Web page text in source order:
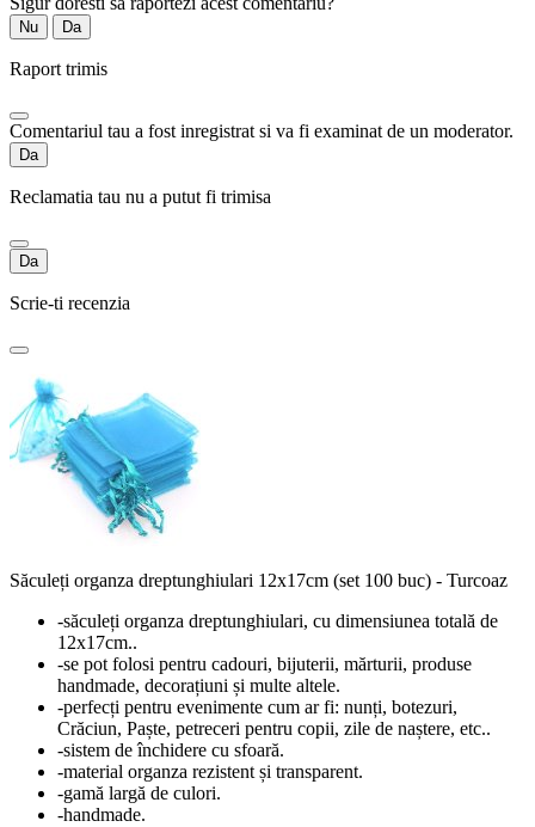
Nu Da
Raport trimis
Comentariul tau a fost inregistrat si va fi examinat de un moderator.
Da
Reclamatia tau nu a putut fi trimisa
Da
Scrie-ti recenzia
Săculeți organza dreptunghiulari 12x17cm (set 100 buc) - Turcoaz
-săculeți organza dreptunghiulari, cu dimensiunea totală de
12x17cm..
-se pot folosi pentru cadouri, bijuterii, mărturii, produse
handmade, decorațiuni și multe altele.
-perfecți pentru evenimente cum ar fi: nunți, botezuri,
Crăciun, Paște, petreceri pentru copii, zile de naștere, etc..
-sistem de închidere cu sfoară.
-material organza rezistent și transparent.
-gamă largă de culori.
-handmade.